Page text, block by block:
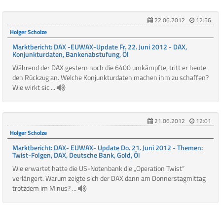
22.06.2012
12:56
Holger Scholze
Marktbericht: DAX -EUWAX-Update Fr. 22. Juni 2012 - DAX,
Konjunkturdaten, Bankenabstufung, Öl
Während der DAX gestern noch die 6400 umkämpfte, tritt er heute
den Rückzug an. Welche Konjunkturdaten machen ihm zu schaffen?
Wie wirkt sic ...
21.06.2012
12:01
Holger Scholze
Marktbericht: DAX- EUWAX- Update Do. 21. Juni 2012 - Themen:
Twist-Folgen, DAX, Deutsche Bank, Gold, Öl
Wie erwartet hatte die US-Notenbank die „Operation Twist“
verlängert. Warum zeigte sich der DAX dann am Donnerstagmittag
trotzdem im Minus? ...